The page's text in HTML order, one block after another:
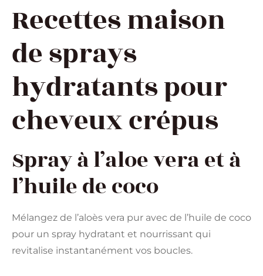
Recettes maison
de sprays
hydratants pour
cheveux crépus
Spray à l’aloe vera et à
l’huile de coco
Mélangez de l’aloès vera pur avec de l’huile de coco
pour un spray hydratant et nourrissant qui
revitalise instantanément vos boucles.